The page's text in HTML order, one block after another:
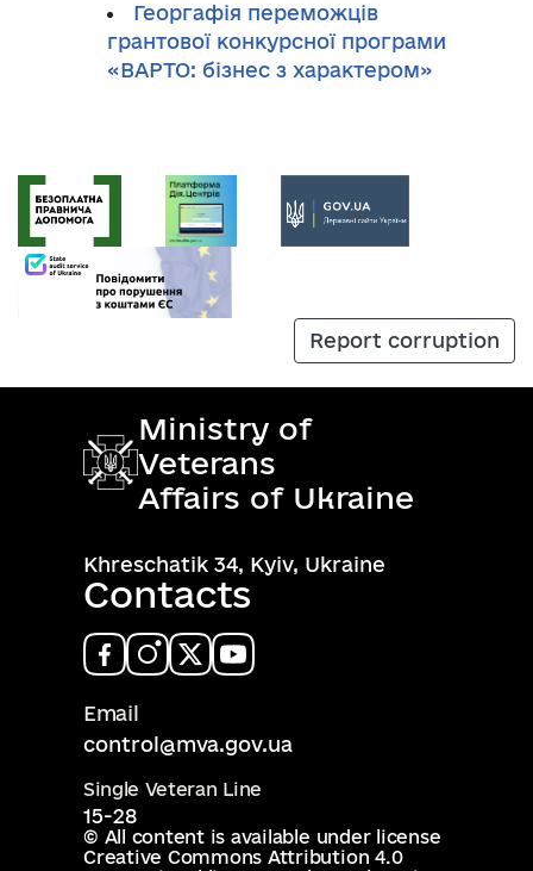
Георгафія переможців
грантової конкурсної програми
«ВАРТО: бізнес з характером»
Report corruption
Ministry of
Veterans
Affairs of Ukraine
Khreschatik 34, Kyiv, Ukraine
Contacts
Email
control@mva.gov.ua
Single Veteran Line
15-28
© All content is available under license
Creative Commons Attribution 4.0